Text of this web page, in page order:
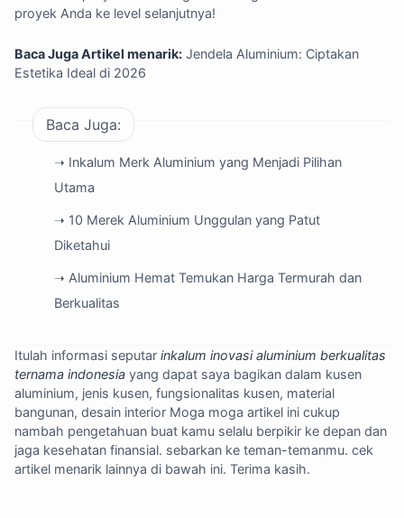
proyek Anda ke level selanjutnya!
Baca Juga Artikel menarik: Jendela Aluminium: Ciptakan
Estetika Ideal di 2026
Baca Juga:
➝ Inkalum Merk Aluminium yang Menjadi Pilihan
Utama
➝ 10 Merek Aluminium Unggulan yang Patut
Diketahui
➝ Aluminium Hemat Temukan Harga Termurah dan
Berkualitas
Itulah informasi seputar inkalum inovasi aluminium berkualitas
ternama indonesia yang dapat saya bagikan dalam kusen
aluminium, jenis kusen, fungsionalitas kusen, material
bangunan, desain interior Moga moga artikel ini cukup
nambah pengetahuan buat kamu selalu berpikir ke depan dan
jaga kesehatan finansial. sebarkan ke teman-temanmu. cek
artikel menarik lainnya di bawah ini. Terima kasih.